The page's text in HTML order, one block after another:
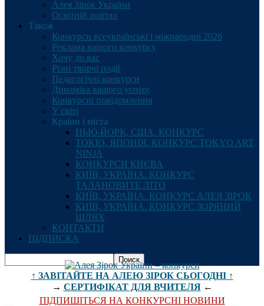
Алея Зірок України
Освітній портал
Також
Конкурси всеукраїнські і міжнародні 2026
Реклама вашого конкурсу
Хочу до вас
Різні творчі події
Педагогічні конкурси
Динаміка вашого успіху
Конкурсні повідомлення
У світі
Країни і міста
НЬЮ-ЙОРК, США. КОНКУРС
ТОКІО, ЯПОНІЯ. КОНКУРС TOKYO ART
NINJA
КОНКУРСИ КИЄВА
КИЇВ, УКРАЇНА. КОНКУРС
ТАЛАНОВИТЕ ЛІТО
КИЇВ, УКРАЇНА. КОНКУРС АЛЕЯ ЗІРОК
КИЇВ, УКРАЇНА. КОНКУРС ЗОРЯНИЙ
ШЛЯХ
КОНТАКТИ
ПІДПИСКА
↑ ЗАВІТАЙТЕ НА АЛЕЮ ЗІРОК СЬОГОДНІ ↑
→ СЕРТИФІКАТ ДЛЯ ВЧИТЕЛЯ←
ПІДПИШІТЬСЯ НА КОНКУРСНІ НОВИНИ